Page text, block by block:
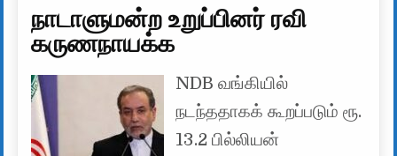
நாடாளுமன்ற உறுப்பினர் ரவி
கருணநாயக்க
NDB வங்கியில்
நடந்ததாகக் கூறப்படும் ரூ.
13.2 பில்லியன்